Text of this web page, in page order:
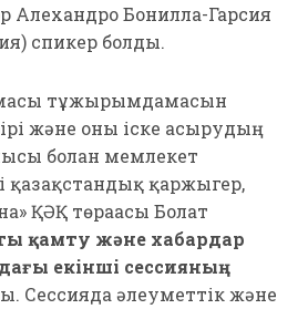
Алехандро Бонилла-Гарсия
спикер болды.
тұжырымдамасын
және оны іске асырудың
болған мемлекет
қазақстандық қаржыгер,
ҚӘҚ төрағасы Болат
қамту және хабардар
екінші сессияның
Сессияда әлеуметтік және